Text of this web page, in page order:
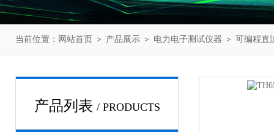
当前位置： 网站首页 ＞ 产品展示 ＞ 电力电子测试仪器 ＞ 可编程直
产品列表 / PRODUCTS